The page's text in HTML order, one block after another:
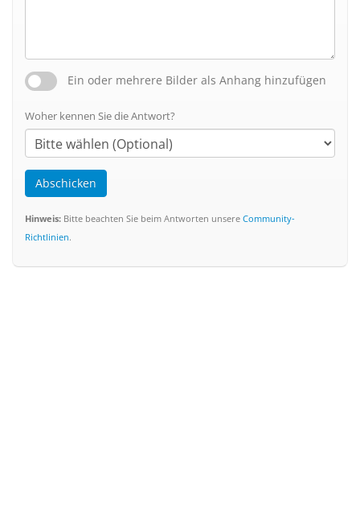
Ein oder mehrere Bilder als Anhang hinzufügen
Woher kennen Sie die Antwort?
Abschicken
Hinweis: Bitte beachten Sie beim Antworten unsere Community-
Richtlinien.